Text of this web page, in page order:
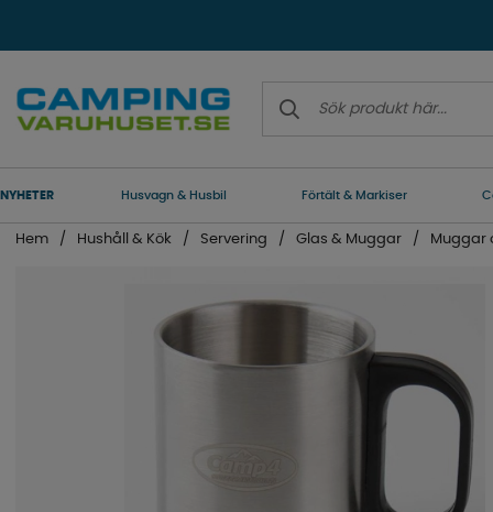
NYHETER Husvagn & Husbil Förtält & Markiser
Hem Hushåll & Kök Servering Glas & Muggar Muggar